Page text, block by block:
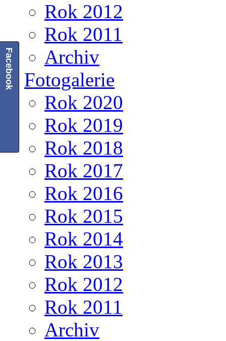
Rok 2012
Rok 2011
Archiv
Fotogalerie
Rok 2020
Rok 2019
Rok 2018
Rok 2017
Rok 2016
Rok 2015
Rok 2014
Rok 2013
Rok 2012
Rok 2011
Archiv
Facebook